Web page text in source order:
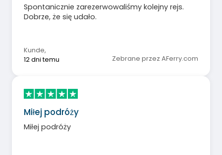
Spontanicznie zarezerwowaliśmy kolejny rejs.
Dobrze, że się udało.
Kunde,
12 dni temu
Zebrane przez AFerry.com
Miłej podróży
Miłej podróży